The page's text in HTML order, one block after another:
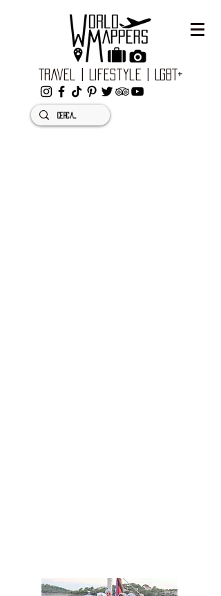
Travel | Lifestyle | LGBT+